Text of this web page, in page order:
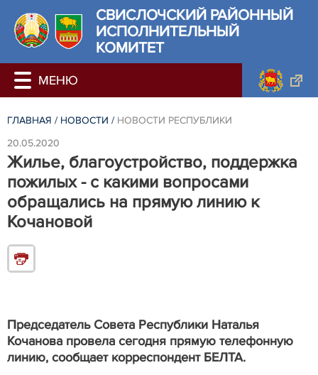
СВИСЛОЧСКИЙ РАЙОННЫЙ
ИСПОЛНИТЕЛЬНЫЙ
КОМИТЕТ
ГЛАВНАЯ / НОВОСТИ / НОВОСТИ РЕСПУБЛИКИ
20.05.2020
Жилье, благоустройство, поддержка
пожилых - с какими вопросами
обращались на прямую линию к
Кочановой
Председатель Совета Республики Наталья
Кочанова провела сегодня прямую телефонную
линию, сообщает корреспондент БЕЛТА.